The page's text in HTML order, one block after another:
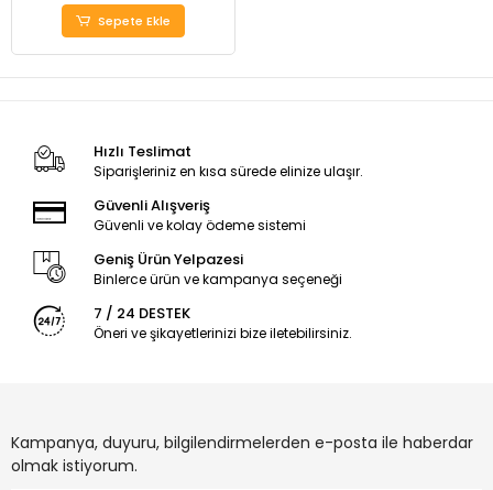
Sepete Ekle
Hızlı Teslimat
Siparişleriniz en kısa sürede elinize ulaşır.
Güvenli Alışveriş
Güvenli ve kolay ödeme sistemi
Geniş Ürün Yelpazesi
Binlerce ürün ve kampanya seçeneği
7 / 24 DESTEK
Öneri ve şikayetlerinizi bize iletebilirsiniz.
Kampanya, duyuru, bilgilendirmelerden e-posta ile haberdar
olmak istiyorum.